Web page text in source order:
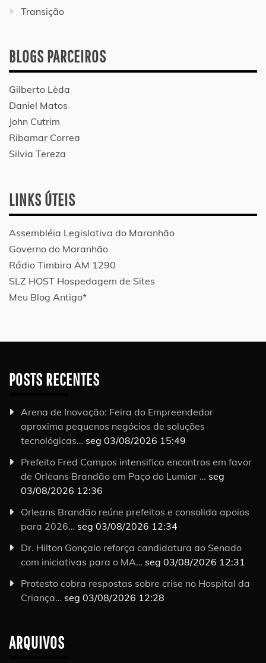
Transição
BLOGS PARCEIROS
Gilberto Lèda
Daniel Matos
John Cutrim
Ribamar Correa
Silvia Tereza
LINKS ÚTEIS
Assembléia Legislativa do Maranhão
Governo do Maranhão
Rádio Timbira AM 1290
SLZ HOST Hospedagem de Sites
Meu Blog Antigo*
POSTS RECENTES
Arena de Inovação: Feira do Empreendedor
aproxima pequenos negócios de soluções
tecnológicas… seg 03/08/2026 15:49
Prefeito Fred Campos intensifica encontros em favor
de Orleans Brandão em Paço do Lumiar … seg
03/08/2026 12:36
Orleans Brandão reúne prefeitos e consolida apoios
para 2026… seg 03/08/2026 12:34
Dr. Hilton Gonçalo reforça candidatura ao Senado
com iniciativas para o MA… seg 03/08/2026 12:31
Protesto cobra respostas sobre crise no Hospital da
Criança… seg 03/08/2026 12:28
ARQUIVOS